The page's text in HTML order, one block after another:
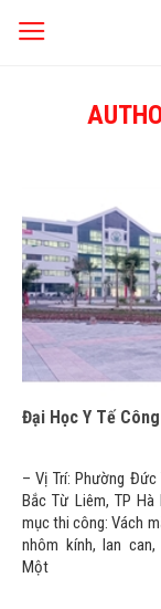
Đại Học Y Tế
– Vị Trí: Phường Đức
Bắc Từ Liêm, TP Hà
mục thi công: Vách
nhôm kính, lan
Một